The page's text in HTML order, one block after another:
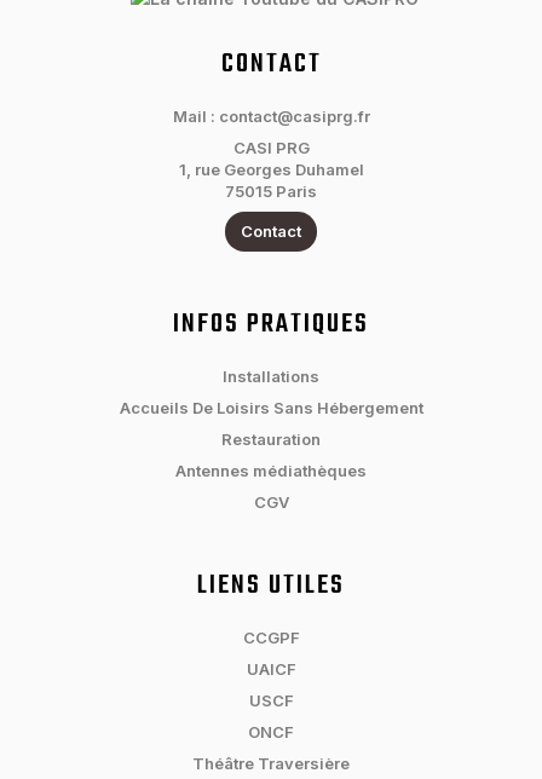
CONTACT
Mail : contact@casiprg.fr
CASI PRG
1, rue Georges Duhamel
75015 Paris
Contact
INFOS PRATIQUES
Installations
Accueils De Loisirs Sans Hébergement
Restauration
Antennes médiathèques
CGV
LIENS UTILES
CCGPF
UAICF
USCF
ONCF
Théâtre Traversière